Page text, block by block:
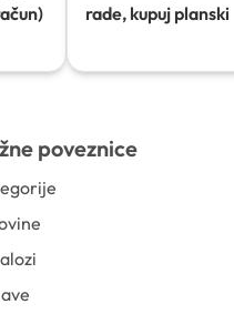
rade, kupuj planski
poveznice